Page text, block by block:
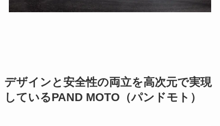
デザインと安全性の両立を高次元で実現
しているPAND MOTO（パンドモト）